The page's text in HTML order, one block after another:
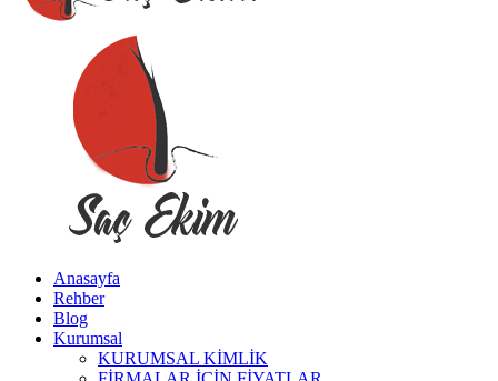
Anasayfa
Rehber
Blog
Kurumsal
KURUMSAL KİMLİK